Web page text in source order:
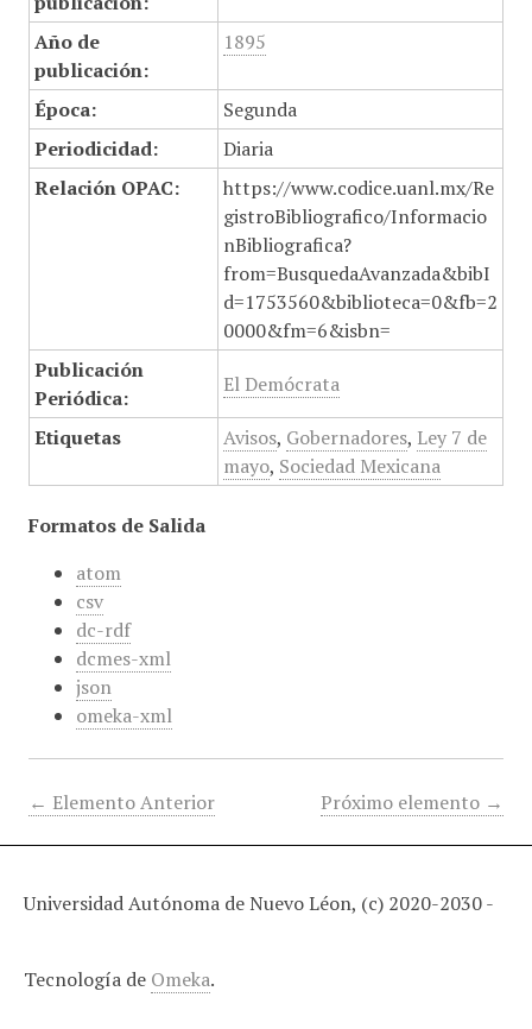
Año de
publicación:
1895
Época:
Segunda
Periodicidad:
Diaria
Relación OPAC:
https://www.codice.uanl.mx/Re
gistroBibliografico/Informacio
nBibliografica?
from=BusquedaAvanzada&bibI
d=1753560&biblioteca=0&fb=2
0000&fm=6&isbn=
Publicación
Periódica:
El Demócrata
Etiquetas Avisos, Gobernadores, Ley 7 de
mayo, Sociedad Mexicana
Formatos de Salida
atom
csv
dc-rdf
dcmes-xml
json
omeka-xml
← Elemento Anterior Próximo elemento →
Universidad Autónoma de Nuevo Léon, (c) 2020-2030 -
Tecnología de Omeka.